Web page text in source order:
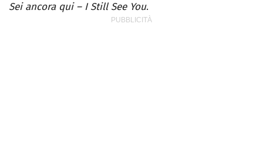
Sei ancora qui – I Still See You.